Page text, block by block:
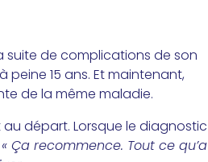
suite de complications de son
peine 15 ans. Et maintenant,
de la même maladie.
départ. Lorsque le diagnostic
« Ça recommence. Tout ce qu’a